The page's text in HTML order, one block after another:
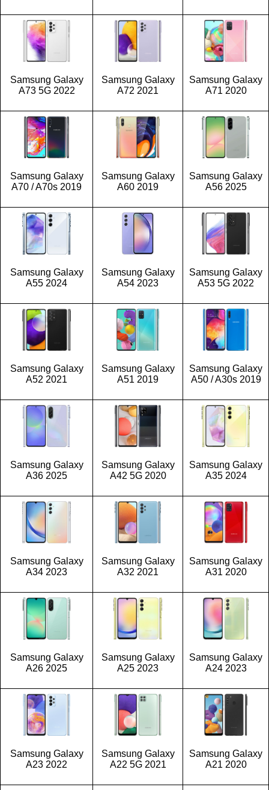
Samsung Galaxy
A73 5G 2022
Samsung Galaxy
A72 2021
Samsung Galaxy
A71 2020
Samsung Galaxy
A70 / A70s 2019
Samsung Galaxy
A60 2019
Samsung Galaxy
A56 2025
Samsung Galaxy
A55 2024
Samsung Galaxy
A54 2023
Samsung Galaxy
A53 5G 2022
Samsung Galaxy
A52 2021
Samsung Galaxy
A51 2019
Samsung Galaxy
A50 / A30s 2019
Samsung Galaxy
A36 2025
Samsung Galaxy
A42 5G 2020
Samsung Galaxy
A35 2024
Samsung Galaxy
A34 2023
Samsung Galaxy
A32 2021
Samsung Galaxy
A31 2020
Samsung Galaxy
A26 2025
Samsung Galaxy
A25 2023
Samsung Galaxy
A24 2023
Samsung Galaxy
A23 2022
Samsung Galaxy
A22 5G 2021
Samsung Galaxy
A21 2020